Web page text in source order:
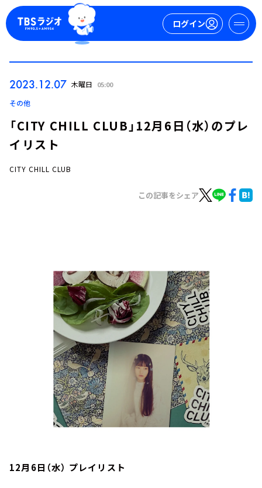
ログイン
お知らせ
イベント・グッズ
YouTube
会社情報
2023.12.07 木曜日 05:00
その他
「CITY CHILL CLUB」12月6日（水）のプレ
イリスト
CITY CHILL CLUB
この記事をシェア
12月6日（水） プレイリスト